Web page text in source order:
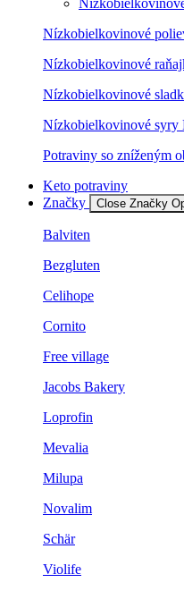
Nízkobielkovinové
Nízkobielkovinové
Nízkobielkovinové
Nízkobielkovinové syry
Potraviny so zníženým
Keto potraviny
Značky
Close Značky
Balviten
Bezgluten
Celihope
Cornito
Free village
Jacobs Bakery
Loprofin
Mevalia
Milupa
Novalim
Schär
Violife